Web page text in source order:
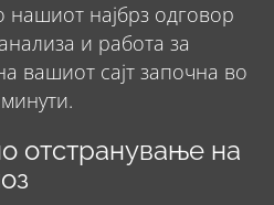
нашиот најбрз одговор
и работа за
вашиот сајт започна во
отстранување на